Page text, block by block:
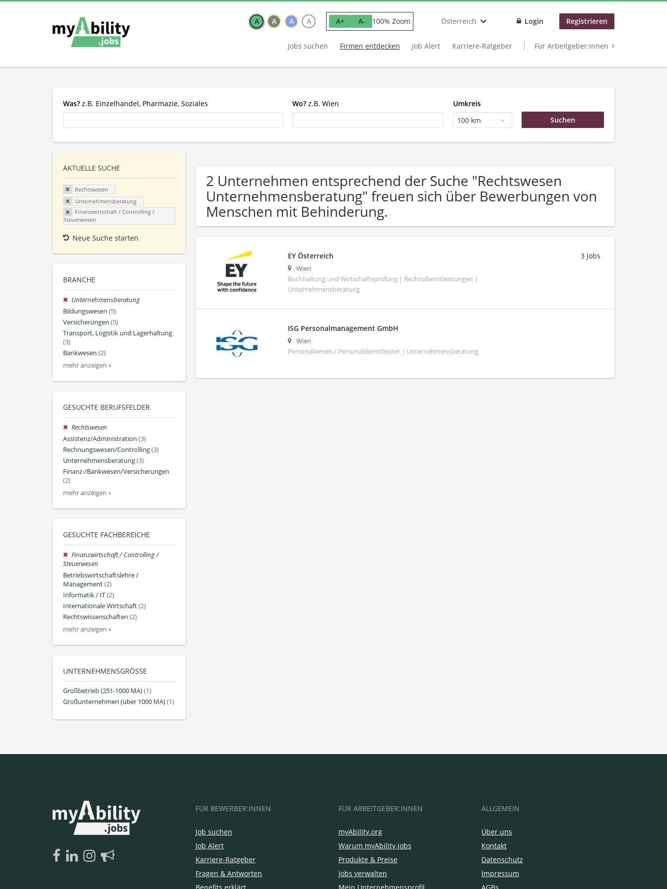
A A A A A+ A- 100% Zoom Österreich Login Registrieren
Jobs suchen Firmen entdecken Job Alert Karriere-Ratgeber Für Arbeitgeber:innen
Was? z.B. Einzelhandel, Pharmazie, Soziales Wo? z.B. Wien
Umkreis
100 km
AKTUELLE SUCHE
Rechtswesen
Unternehmensberatung
Finanzwirtschaft / Controlling /
Steuerwesen
Neue Suche starten
BRANCHE
Unternehmensberatung
Bildungswesen (5)
Versicherungen (5)
Transport, Logistik und Lagerhaltung
(3)
Bankwesen (2)
mehr anzeigen »
GESUCHTE BERUFSFELDER
Rechtswesen
Assistenz/Administration (3)
Rechnungswesen/Controlling(3)
Unternehmensberatung(3)
Finanz-/Bankwesen/Versicherungen
(2)
mehr anzeigen »
GESUCHTE FACHBEREICHE
Finanzwirtschaft / Controlling /
Steuerwesen
Betriebswirtschaftslehre /
Management(2)
Informatik / IT(2)
Internationale Wirtschaft(2)
Rechtswissenschaften (2)
mehr anzeigen »
UNTERNEHMENSGRÖSSE
Großbetrieb (251-1000 MA)(1)
Großunternehmen (über 1000 MA)(1)
2 Unternehmen entsprechend der Suche "Rechtswesen
Unternehmensberatung" freuen sich über Bewerbungen von
Menschen mit Behinderung.
EY Österreich
Wien
Buchhaltung und Wirtschaftsprüfung | Rechtsdienstleistungen |
Unternehmensberatung
3 Jobs
ISG Personalmanagement GmbH
Wien
Personalwesen / Personaldienstleister | Unternehmensberatung
FÜR BEWERBER:INNEN
Job suchen
Job Alert
Karriere-Ratgeber
Fragen & Antworten
FÜR ARBEITGEBER:INNEN
myAbility.org
Warum myAbility.jobs
Produkte & Preise
Jobs verwalten
ALLGEMEIN
Über uns
Kontakt
Datenschutz
Impressum